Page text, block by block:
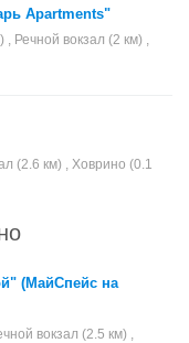
Apartments"
Речной вокзал (2 км) ,
(2.6 км) , Ховрино (0.1
(МайСпейс на
вокзал (2.5 км) ,